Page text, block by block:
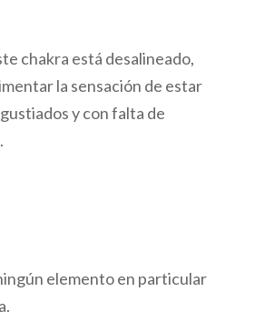
chakra está desalineado,
la sensación de estar
y con falta de
elemento en particular